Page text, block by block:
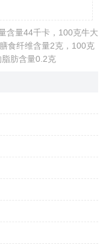
含量44千卡，100克牛大
食纤维含量2克，100克
肪含量0.2克